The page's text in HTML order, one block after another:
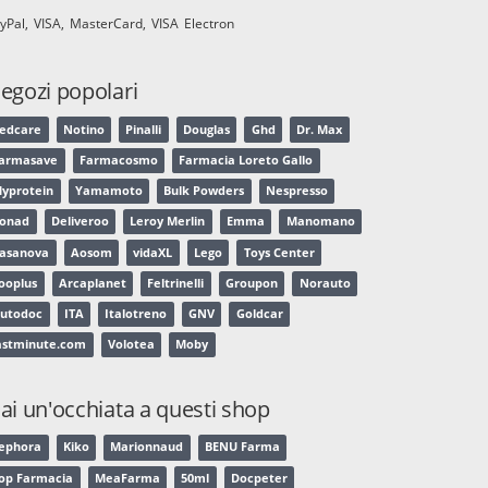
VISA MasterCard VISA Electron
popolari
Notino Pinalli Douglas Ghd Dr. Max
Farmacosmo Farmacia Loreto Gallo
Yamamoto Bulk Powders Nespresso
Deliveroo Leroy Merlin Emma Manomano
Aosom vidaXL Lego Toys Center
Arcaplanet Feltrinelli Groupon Norauto
ITA Italotreno GNV Goldcar
Volotea Moby
un'occhiata a questi shop
Kiko Marionnaud BENU Farma
Farmacia MeaFarma 50ml Docpeter